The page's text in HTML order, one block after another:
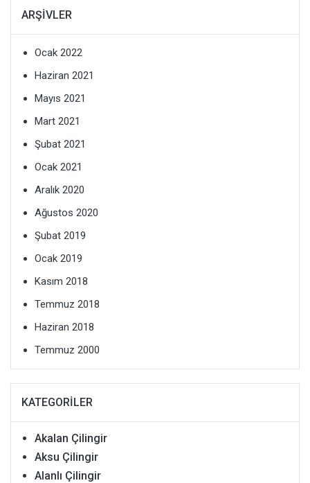
ARŞIVLER
Ocak 2022
Haziran 2021
Mayıs 2021
Mart 2021
Şubat 2021
Ocak 2021
Aralık 2020
Ağustos 2020
Şubat 2019
Ocak 2019
Kasım 2018
Temmuz 2018
Haziran 2018
Temmuz 2000
KATEGORILER
Akalan Çilingir
Aksu Çilingir
Alanlı Çilingir